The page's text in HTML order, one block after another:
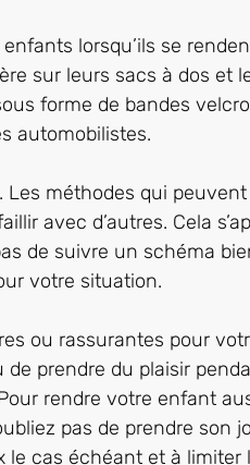
lorsqu’ils se
sur leurs sacs à dos et
forme de bandes
automobilistes.
méthodes qui
avec d’autres. Cela
de suivre un schéma
votre situation.
ou rassurantes pour
de prendre du plaisir
rendre votre enfant
pas de prendre son
le cas échéant et à limiter